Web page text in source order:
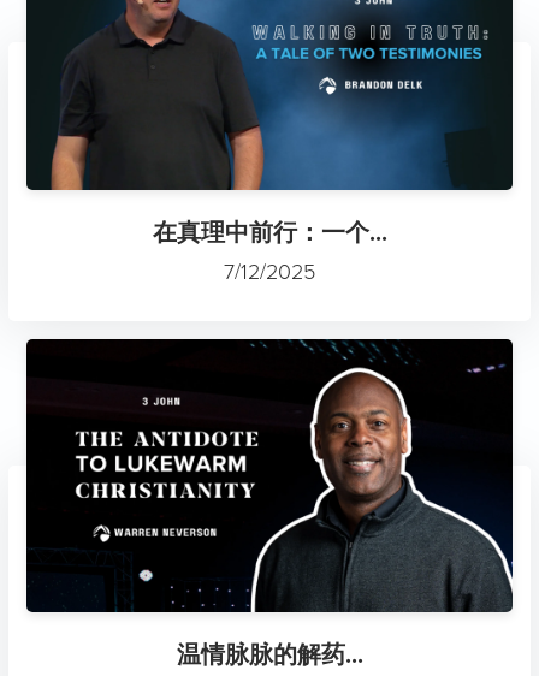
在真理中前行：一个...
7/12/2025
温情脉脉的解药...